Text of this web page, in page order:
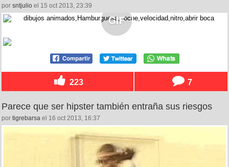
por sntjulio el 15 oct 2013, 23:39
223 7
Parece que ser hipster también entraña sus riesgos
por tigrebarsa el 16 oct 2013, 16:37